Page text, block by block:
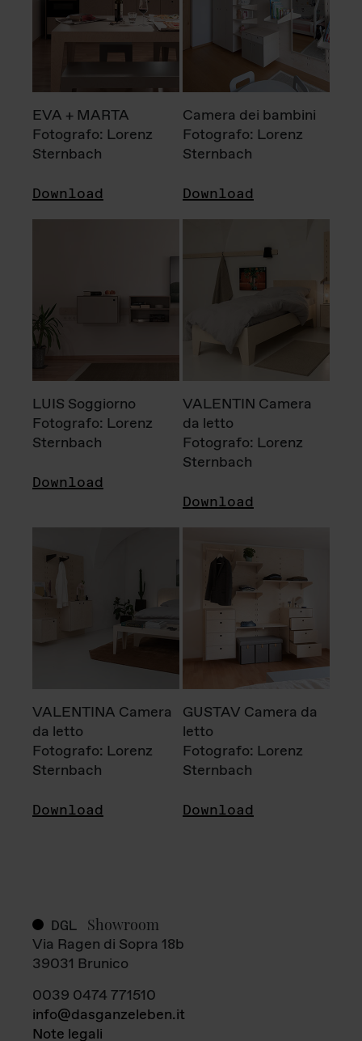
EVA + MARTA
Fotografo: Lorenz
Sternbach
Download
Camera dei bambini
Fotografo: Lorenz
Sternbach
Download
LUIS Soggiorno
Fotografo: Lorenz
Sternbach
Download
VALENTIN Camera
da letto
Fotografo: Lorenz
Sternbach
Download
VALENTINA Camera
da letto
Fotografo: Lorenz
Sternbach
Download
GUSTAV Camera da
letto
Fotografo: Lorenz
Sternbach
Download
DGL Showroom
Via Ragen di Sopra 18b
39031 Brunico
0039 0474 771510
info@dasganzeleben.it
Note legali